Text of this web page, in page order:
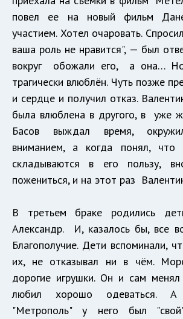
повел ее на новый фильм
участием. Хотел очаровать.
ваша роль не нравится", — был
вокруг обожали его, а она…
трагически влюблён. Чуть позже
и сердце и получил отказ.
была влюблена в другого, в уже
Басов выждал время,
вниманием, а когда понял, что
складываются в его пользу,
пожениться, и на этот раз
В третьем браке родились
Александр. И, казалось бы, все
Благополучие. Дети вспоминали,
их, не отказывал ни в чём.
дорогие игрушки. Он и сам
любил хорошо одеваться. А
"Метрополь" у него был